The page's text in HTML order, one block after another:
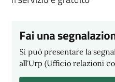
Fai una
Si può presentare la
all'Urp (Ufficio relazioni